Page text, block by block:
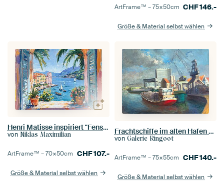
ArtFrame™ –75×50cm CHF146.-
Größe & Material selbst wählen
Henri Matisse inspiriert "Fenstertag"
von Niklas Maximilian
ArtFrame™ –70×50cm CHF107.-
Größe & Material selbst wählen
Frachtschiffe im alten Hafen von Dendermonde (Belgien) - Öl auf Leinwand.
von Galerie Ringoot
ArtFrame™ –75×55cm CHF140.-
Größe & Material selbst wählen